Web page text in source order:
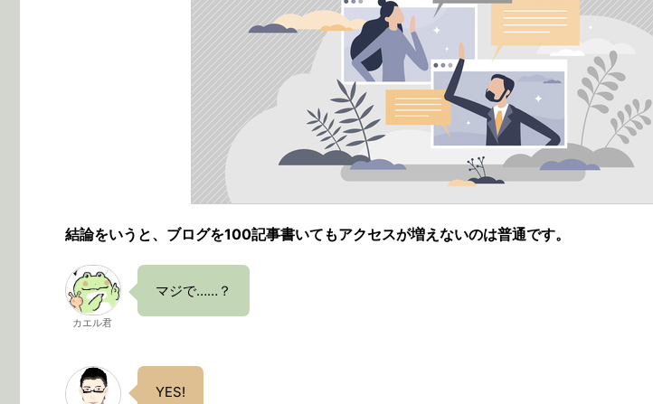
結論をいうと、ブログを100記事書いてもアクセスが増えないのは普通です。
カエル君
マジで……？
YES!